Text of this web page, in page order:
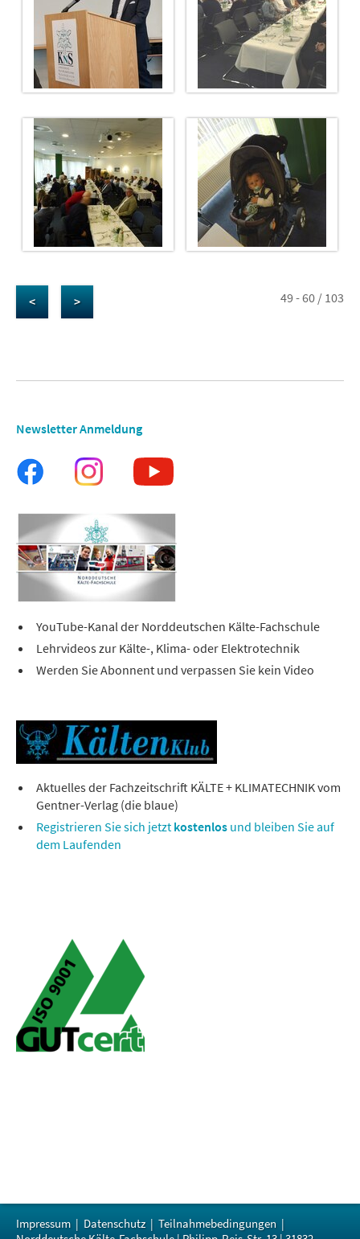
< > 49 - 60 / 103
Newsletter Anmeldung
YouTube-Kanal der Norddeutschen Kälte-Fachschule
Lehrvideos zur Kälte-, Klima- oder Elektrotechnik
Werden Sie Abonnent und verpassen Sie kein Video
Aktuelles der Fachzeitschrift KÄLTE + KLIMATECHNIK vom
Gentner-Verlag (die blaue)
Registrieren Sie sich jetzt kostenlos und bleiben Sie auf
dem Laufenden
Impressum| Datenschutz| Teilnahmebedingungen |